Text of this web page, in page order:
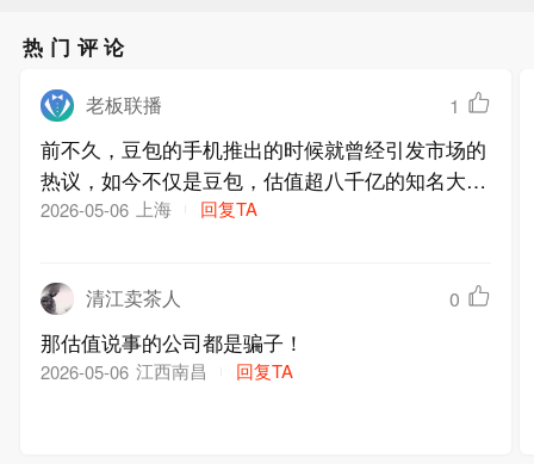
热门评论
老板联播 1
前不久，豆包的手机推出的时候就曾经引发市场的
热议，如今不仅是豆包，估值超八千亿的知名大模
型巨头OpenAI也要下场做手机了，为啥大模型都
2026-05-06 上海 回复TA
清江卖茶人 0
那估值说事的公司都是骗子！
2026-05-06 江西南昌 回复TA